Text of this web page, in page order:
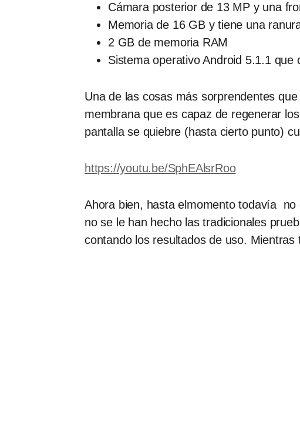
Cámara posterior de 13 MP y una
Memoria de 16 GB y tiene una
2 GB de memoria RAM
Sistema operativo Android 5.1.1 que
Una de las cosas más sorprendentes
membrana que es capaz de regenerar
pantalla se quiebre (hasta cierto punto)
https://youtu.be/SphEAlsrRoo
Ahora bien, hasta elmomento todavía no
no se le han hecho las tradicionales
contando los resultados de uso.